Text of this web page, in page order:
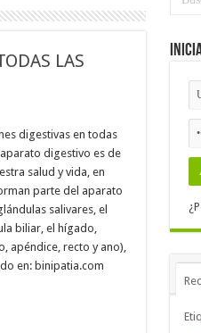
LAS
digestivas en todas
digestivo es de
salud y vida, en
parte del aparato
salivares, el
biliar, el hígado,
apéndice, recto y ano),
en: binipatia.com